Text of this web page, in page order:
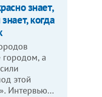
знает,
когда
городом, а
этой
Интервью…